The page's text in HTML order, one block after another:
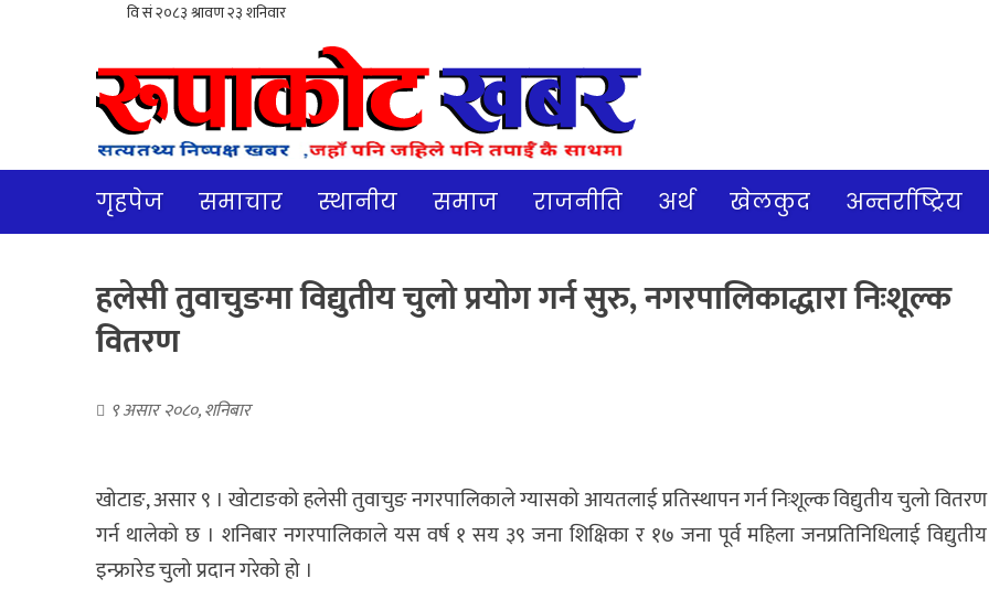
गृहपेज समाचार स्थानीय समाज राजनीति अर्थ खेलकुद अन्तर्राष्ट्रिय
हलेसी तुवाचुङमा विद्युतीय चुलो प्रयोग गर्न सुरु, नगरपालिकाद्धारा निःशूल्क
वितरण
९ असार २०८०, शनिबार
खोटाङ, असार ९ । खोटाङको हलेसी तुवाचुङ नगरपालिकाले ग्यासको आयतलाई प्रतिस्थापन गर्न निःशूल्क विद्युतीय चुलो वितरण
गर्न थालेको छ । शनिबार नगरपालिकाले यस वर्ष १ सय ३९ जना शिक्षिका र १७ जना पूर्व महिला जनप्रतिनिधिलाई विद्युतीय
इन्फ्रारेड चुलो प्रदान गरेको हो ।